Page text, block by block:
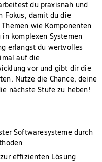
du praxisnah und
Fokus, damit du die
wie Komponenten
komplexen Systemen
erlangst du wertvolles
auf die
vor und gibt dir die
Nutze die Chance, deine
nächste Stufe zu heben!
Softwaresysteme durch
effizienten Lösung